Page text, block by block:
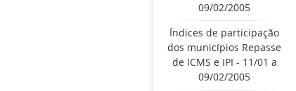
09/02/2005
Índices de participação
dos municípios Repasse
de ICMS e IPI - 11/01 a
09/02/2005